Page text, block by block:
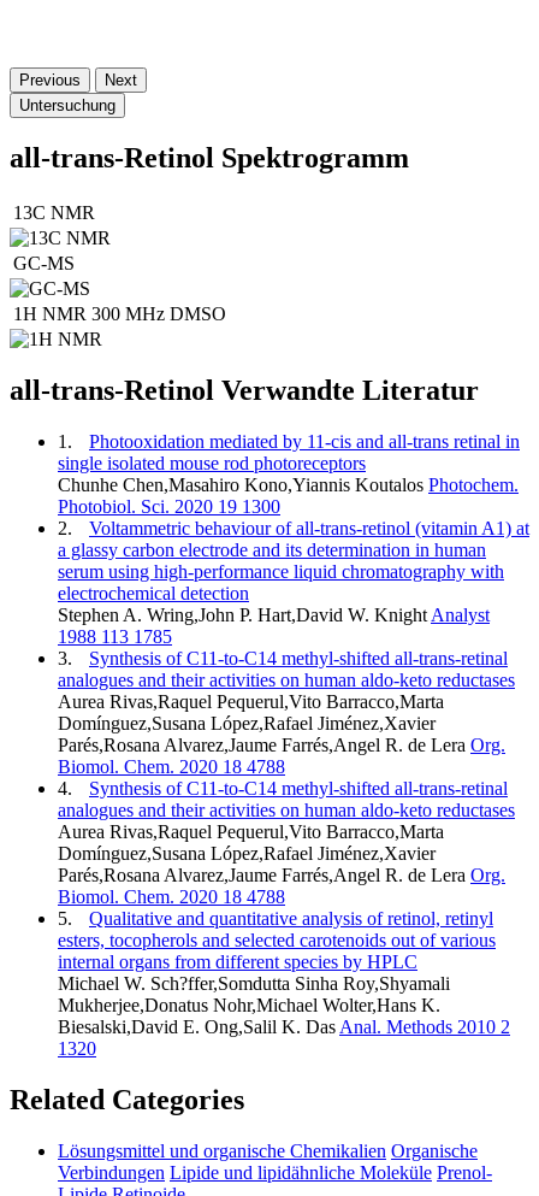
Previous
Next
Untersuchung
all-trans-Retinol Spektrogramm
13C NMR
GC-MS
1H NMR 300 MHz DMSO
all-trans-Retinol Verwandte Literatur
1.
Photooxidation mediated by 11-cis and all-trans retinal in
single isolated mouse rod photoreceptors
Chunhe Chen,Masahiro Kono,Yiannis Koutalos Photochem.
Photobiol. Sci. 2020 19 1300
2.
Voltammetric behaviour of all-trans-retinol (vitamin A1) at
a glassy carbon electrode and its determination in human
serum using high-performance liquid chromatography with
electrochemical detection
Stephen A. Wring,John P. Hart,David W. Knight Analyst
1988 113 1785
3.
Synthesis of C11-to-C14 methyl-shifted all-trans-retinal
analogues and their activities on human aldo-keto reductases
Aurea Rivas,Raquel Pequerul,Vito Barracco,Marta
Domínguez,Susana López,Rafael Jiménez,Xavier
Parés,Rosana Alvarez,Jaume Farrés,Angel R. de Lera Org.
Biomol. Chem. 2020 18 4788
4.
Synthesis of C11-to-C14 methyl-shifted all-trans-retinal
analogues and their activities on human aldo-keto reductases
Aurea Rivas,Raquel Pequerul,Vito Barracco,Marta
Domínguez,Susana López,Rafael Jiménez,Xavier
Parés,Rosana Alvarez,Jaume Farrés,Angel R. de Lera Org.
Biomol. Chem. 2020 18 4788
5.
Qualitative and quantitative analysis of retinol, retinyl
esters, tocopherols and selected carotenoids out of various
internal organs from different species by HPLC
Michael W. Sch?ffer,Somdutta Sinha Roy,Shyamali
Mukherjee,Donatus Nohr,Michael Wolter,Hans K.
Biesalski,David E. Ong,Salil K. Das Anal. Methods 2010 2
1320
Related Categories
Lösungsmittel und organische Chemikalien Organische
Verbindungen Lipide und lipidähnliche Moleküle Prenol-